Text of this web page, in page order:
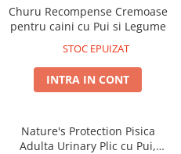
Primordial
Meglium
Pro Science
Decent
Hrana Umeda Caini
BonaCibo
LaMito
Pro Science
Hrana Umeda Pisici
Nature's Protection
Cherie
Churu Recompense Cremoase
pentru caini cu Pui si Legume
STOC EPUIZAT
INTRA IN CONT
Nature's Protection Pisica
Adulta Urinary Plic cu Pui,